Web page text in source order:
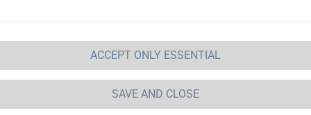
über Geschäfte von Führungspersonen nach
durch DGAP – ein Service der EQS Group
ThielVorname:
mitteilungspflichtigen GeschäftBezeichnung des
ACCEPT ONLY ESSENTIAL
SAVE AND CLOSE